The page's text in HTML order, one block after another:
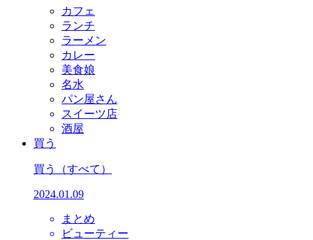
カフェ
ランチ
ラーメン
カレー
美食娘
名水
パン屋さん
スイーツ店
酒屋
買う
買う （すべて）
2024.01.09
まとめ
ビューティー